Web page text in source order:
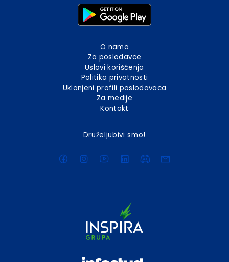
O nama
Za poslodavce
Uslovi korišćenja
Politika privatnosti
Uklonjeni profili poslodavaca
Za medije
Kontakt
Druželjubivi smo!